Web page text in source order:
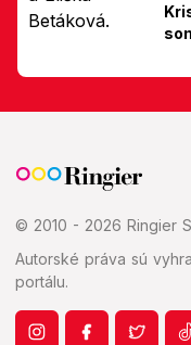
© 2010 - 2026 Ringier
Autorské práva sú
portálu.